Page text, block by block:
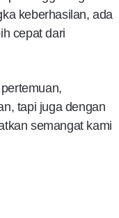
keberhasilan, ada
cepat dari
tapi juga dengan
semangat kami